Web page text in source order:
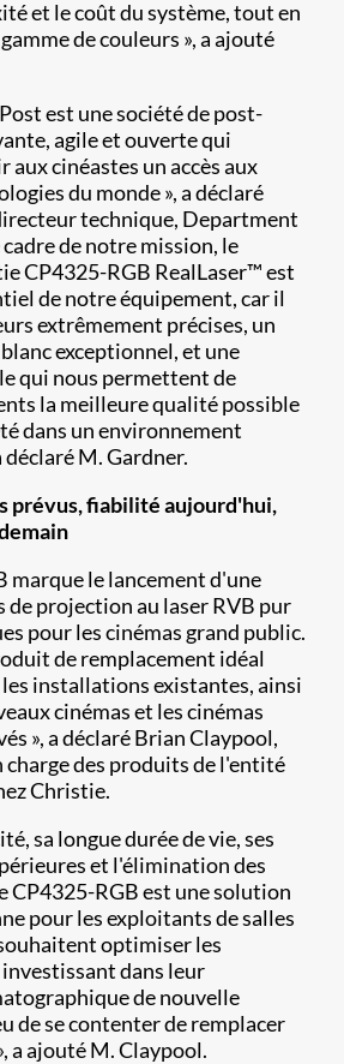
et le coût du système, tout en
de couleurs », a ajouté
est une société de post-
agile et ouverte qui
aux cinéastes un accès aux
du monde », a déclaré
technique, Department
de notre mission, le
CP4325-RGB RealLaser™ est
de notre équipement, car il
extrêmement précises, un
exceptionnel, et une
qui nous permettent de
la meilleure qualité possible
dans un environnement
déclaré M. Gardner.
prévus, fiabilité aujourd'hui,
marque le lancement d'une
de projection au laser RVB pur
pour les cinémas grand public.
de remplacement idéal
installations existantes, ainsi
cinémas et les cinémas
», a déclaré Brian Claypool,
des produits de l'entité
Christie.
sa longue durée de vie, ses
et l'élimination des
CP4325-RGB est une solution
pour les exploitants de salles
optimiser les
dans leur
de nouvelle
de se contenter de remplacer
a ajouté M. Claypool.